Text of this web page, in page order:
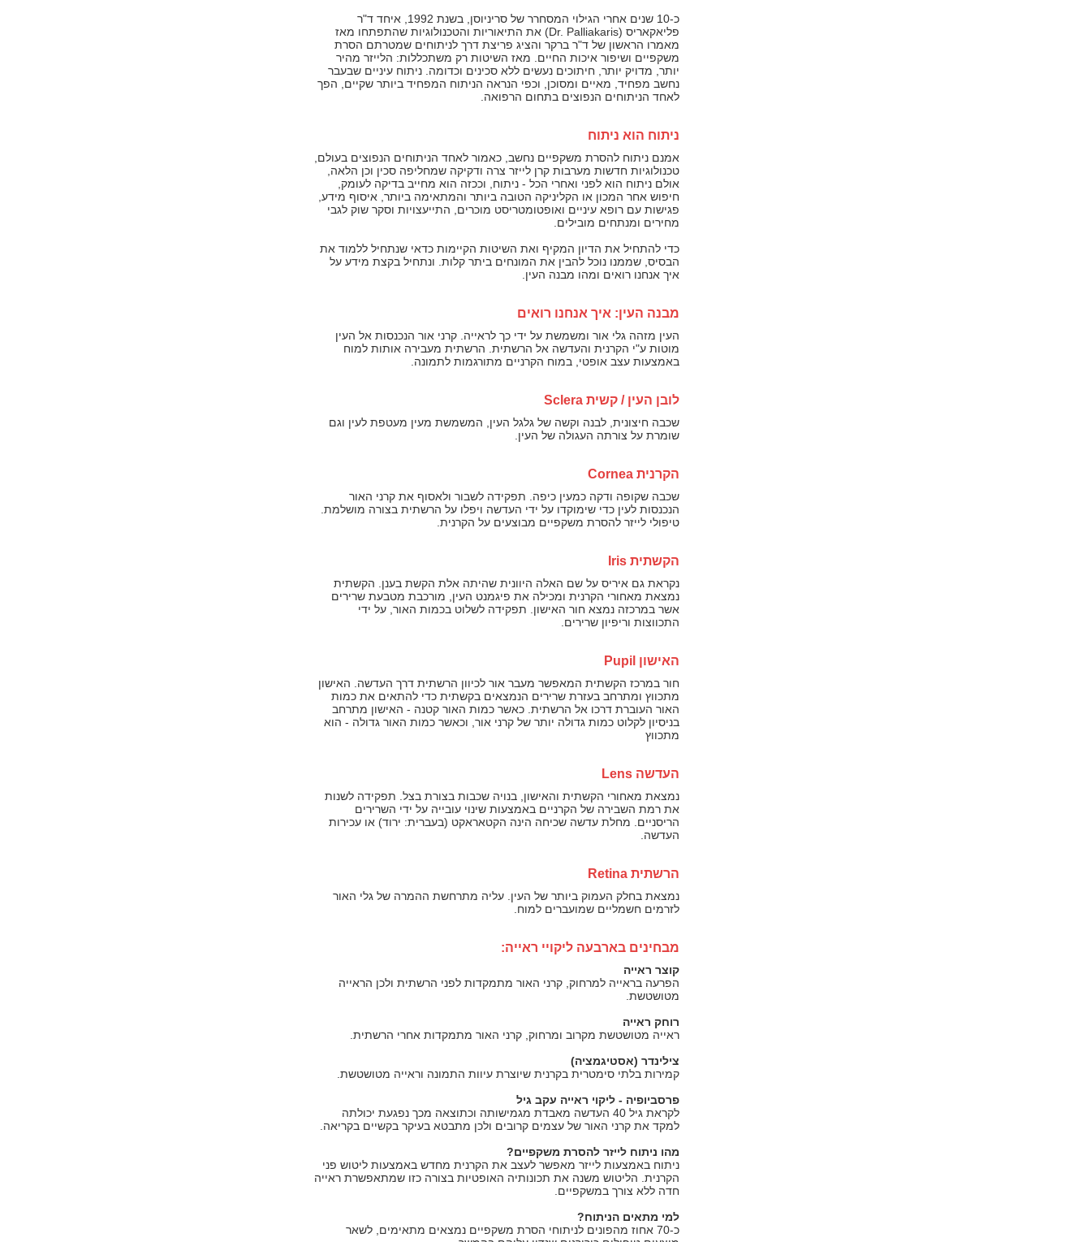
כ-10 שנים אחרי הגילוי המסחרר של סריניוסן, בשנת 1992, איחד ד"ר
פליאקאריס (Dr. Palliakaris) את התיאוריות והטכנולוגיות שהתפתחו מאז
מאמרו הראשון של ד"ר ברקר והציג פריצת דרך לניתוחים שמטרתם הסרת
משקפיים ושיפור איכות החיים. מאז השיטות רק משתכללות: הלייזר מהיר
יותר, מדויק יותר, חיתוכים נעשים ללא סכינים וכדומה. ניתוח עיניים שבעבר
נחשב מפחיד, מאיים ומסוכן, וכפי הנראה הניתוח המפחיד ביותר שקיים, הפך
לאחד הניתוחים הנפוצים בתחום הרפואה.
ניתוח הוא ניתוח
אמנם ניתוח להסרת משקפיים נחשב, כאמור לאחד הניתוחים הנפוצים בעולם,
טכנולוגיות חדשות מערבות קרן לייזר צרה ודקיקה שמחליפה סכין וכן הלאה,
אולם ניתוח הוא לפני ואחרי הכל - ניתוח, וככזה הוא מחייב בדיקה לעומק,
חיפוש אחר המכון או הקליניקה הטובה ביותר והמתאימה ביותר, איסוף מידע,
פגישות עם רופא עיניים ואופטומטריסט מוכרים, התייעצויות וסקר שוק לגבי
מחירים ומנתחים מובילים.
כדי להתחיל את הדיון המקיף ואת השיטות הקיימות כדאי שנתחיל ללמוד את
הבסיס, שממנו נוכל להבין את המונחים ביתר קלות. ונתחיל בקצת מידע על
איך אנחנו רואים ומהו מבנה העין.
מבנה העין: איך אנחנו רואים
העין מזהה גלי אור ומשמשת על ידי כך לראייה. קרני אור הנכנסות אל העין
מוטות ע"י הקרנית והעדשה אל הרשתית. הרשתית מעבירה אותות למוח
באמצעות עצב אופטי, במוח הקרניים מתורגמות לתמונה.
לובן העין / קשית Sclera
שכבה חיצונית, לבנה וקשה של גלגל העין, המשמשת מעין מעטפת לעין וגם
שומרת על צורתה העגולה של העין.
הקרנית Cornea
שכבה שקופה ודקה כמעין כיפה. תפקידה לשבור ולאסוף את קרני האור
הנכנסות לעין כדי שימוקדו על ידי העדשה ויפלו על הרשתית בצורה מושלמת.
טיפולי לייזר להסרת משקפיים מבוצעים על הקרנית.
הקשתית Iris
נקראת גם איריס על שם האלה היוונית שהיתה אלת הקשת בענן. הקשתית
נמצאת מאחורי הקרנית ומכילה את פיגמנט העין, מורכבת מטבעת שרירים
אשר במרכזה נמצא חור האישון. תפקידה לשלוט בכמות האור, על ידי
התכווצות וריפיון שרירים.
האישון Pupil
חור במרכז הקשתית המאפשר מעבר אור לכיוון הרשתית דרך העדשה. האישון
מתכווץ ומתרחב בעזרת שרירים הנמצאים בקשתית כדי להתאים את כמות
האור העוברת דרכו אל הרשתית. כאשר כמות האור קטנה - האישון מתרחב
בניסיון לקלוט כמות גדולה יותר של קרני אור, וכאשר כמות האור גדולה - הוא
מתכווץ
העדשה Lens
נמצאת מאחורי הקשתית והאישון, בנויה שכבות בצורת בצל. תפקידה לשנות
את רמת השבירה של הקרניים באמצעות שינוי עובייה על ידי השרירים
הריסניים. מחלת עדשה שכיחה הינה הקטאראקט (בעברית: ירוד) או עכירות
העדשה.
הרשתית Retina
נמצאת בחלק העמוק ביותר של העין. עליה מתרחשת ההמרה של גלי האור
לזרמים חשמליים שמועברים למוח.
מבחינים בארבעה ליקויי ראייה:
קוצר ראייה
הפרעה בראייה למרחוק, קרני האור מתמקדות לפני הרשתית ולכן הראייה
מטושטשת.
רוחק ראייה
ראייה מטושטשת מקרוב ומרחוק, קרני האור מתמקדות אחרי הרשתית.
צילינדר (אסטיגמציה)
קמירות בלתי סימטרית בקרנית שיוצרת עיוות התמונה וראייה מטושטשת.
פרסביופיה - ליקוי ראייה עקב גיל
לקראת גיל 40 העדשה מאבדת מגמישותה וכתוצאה מכך נפגעת יכולתה
למקד את קרני האור של עצמים קרובים ולכן מתבטא בעיקר בקשיים בקריאה.
מהו ניתוח לייזר להסרת משקפיים?
ניתוח באמצעות לייזר מאפשר לעצב את הקרנית מחדש באמצעות ליטוש פני
הקרנית. הליטוש משנה את תכונותיה האופטיות בצורה כזו שמתאפשרת ראייה
חדה ללא צורך במשקפיים.
למי מתאים הניתוח?
כ-70 אחוז מהפונים לניתוחי הסרת משקפיים נמצאים מתאימים, לשאר